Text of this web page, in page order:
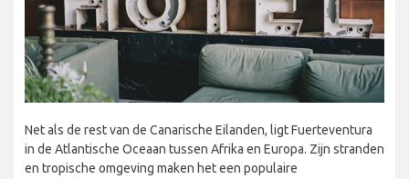
Net als de rest van de Canarische Eilanden, ligt Fuerteventura
in de Atlantische Oceaan tussen Afrika en Europa. Zijn stranden
en tropische omgeving maken het een populaire